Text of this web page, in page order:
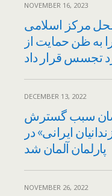
NOVEMBER 16, 2023
آلمان ۵۴ محل مرکز اسلامی
به ظن حمایت از
تجسس قرار داد
DECEMBER 13, 2022
سبب گسترش
ایرانی» در
پارلمان آلمان شد
NOVEMBER 26, 2022